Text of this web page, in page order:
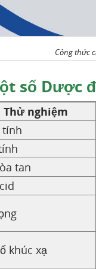
Công thức
số Dược
Thử nghiệm
tan
khúc xạ